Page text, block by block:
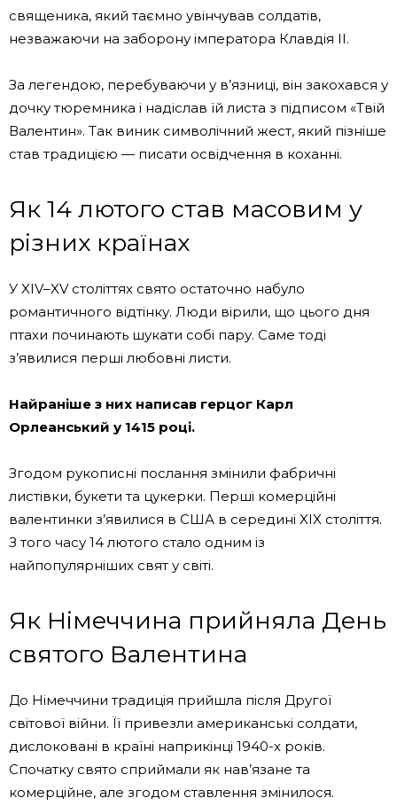
священика, який таємно увінчував солдатів,
незважаючи на заборону імператора Клавдія II.
За легендою, перебуваючи у в’язниці, він закохався у
дочку тюремника і надіслав їй листа з підписом «Твій
Валентин». Так виник символічний жест, який пізніше
став традицією — писати освідчення в коханні.
Як 14 лютого став масовим у
різних країнах
У XIV–XV століттях свято остаточно набуло
романтичного відтінку. Люди вірили, що цього дня
птахи починають шукати собі пару. Саме тоді
з’явилися перші любовні листи.
Найраніше з них написав герцог Карл
Орлеанський у 1415 році.
Згодом рукописні послання змінили фабричні
листівки, букети та цукерки. Перші комерційні
валентинки з’явилися в США в середині XIX століття.
З того часу 14 лютого стало одним із
найпопулярніших свят у світі.
Як Німеччина прийняла День
святого Валентина
До Німеччини традиція прийшла після Другої
світової війни. Її привезли американські солдати,
дислоковані в країні наприкінці 1940-х років.
Спочатку свято сприймали як нав’язане та
комерційне, але згодом ставлення змінилося.